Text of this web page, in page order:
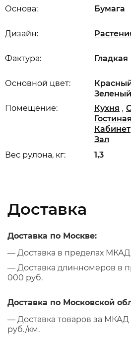
Вес рулона, кг: 1,3
Основной цвет:
Зеленый
Дизайн:
Основа: Бумага
Помещение: Кухня ,
Гостиная
Кабинет
Зал
Фактура: Гладкая
Доставка
Доставка по Москве:
— Доставка в пределах МКАД
— Доставка длинномеров в
000 руб.
Доставка по Московской
— Доставка товаров за МКАД
руб./км.